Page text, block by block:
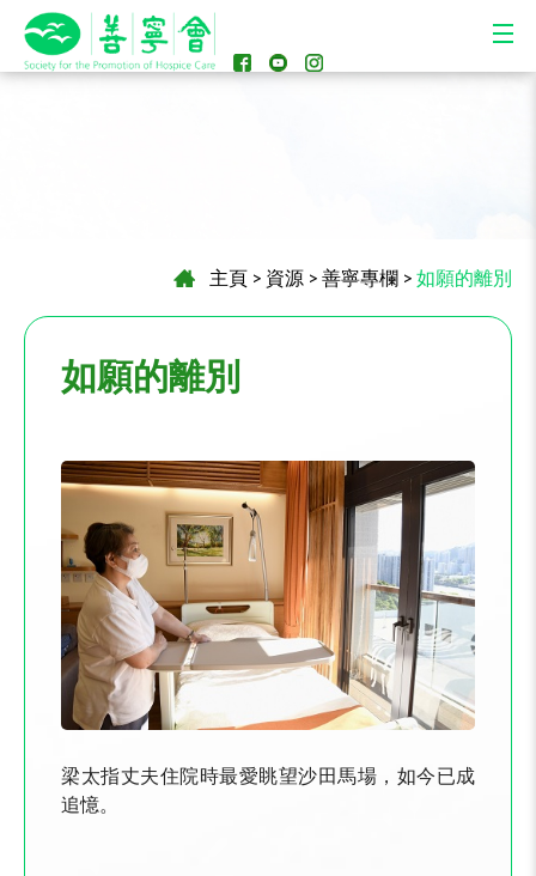
主頁 > 資源 > 善寧專欄 > 如願的離別
如願的離別
梁太指丈夫住院時最愛眺望沙田馬場，如今已成
追憶。